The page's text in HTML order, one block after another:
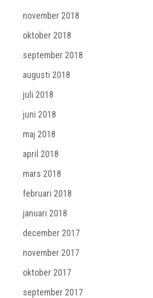
november 2018
oktober 2018
september 2018
augusti 2018
juli 2018
juni 2018
maj 2018
april 2018
mars 2018
februari 2018
januari 2018
december 2017
november 2017
oktober 2017
september 2017